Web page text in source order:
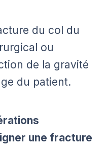
du col du
ou
de la gravité
du patient.
une fracture